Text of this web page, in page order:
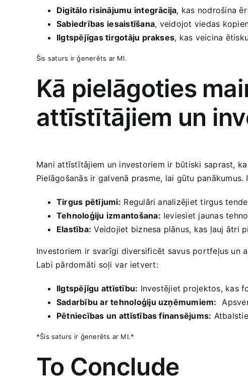
Digitālo risinājumu integrācija, kas nodrošina
Sabiedrības⁤ iesaistīšana,⁣ veidojot viedas‍
Ilgtspējīgas tirgotāju prakses, kas veicina
Šis saturs ir ģenerēts ‍ar MI.
Kā pielāgoties
‌attīstītājiem un
Mani attīstītājiem un investoriem ir būtiski saprast,⁣
Pielāgošanās ir‌ galvenā prasme, lai gūtu
Tirgus pētījumi: ⁤Regulāri analizējiet tirgus
Tehnoloģiju izmantošana: Ieviesiet jaunas
Elastība: Veidojiet biznesa plānus, kas ļauj ātri
Investoriem ir svarīgi diversificēt savus‍ portfeļus un
Labi pārdomāti soļi ⁤var ‍ietvert:
Ilgtspējīgu‍ attīstību: Investējiet projektos, kas
Sadarbību ar tehnoloģiju uzņēmumiem:
Pētniecības⁤ un attīstības finansējums:
*Šis saturs ir ģenerēts ar MI.*
To Conclude